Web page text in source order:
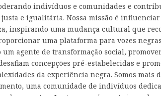
indivíduos e comunidades e
justa e igualitária. Nossa missão é
inspirando uma mudança cultural que
uma plataforma para vozes
um agente de transformação social,
concepções pré-estabelecidas e
da experiência negra. Somos mais
uma comunidade de indivíduos